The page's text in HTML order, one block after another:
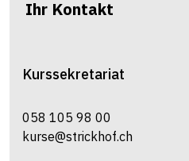
Ihr Kontakt
Kurssekretariat
058 105 98 00
kurse@strickhof.ch